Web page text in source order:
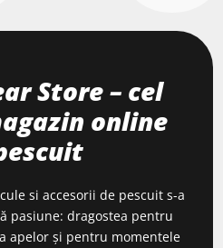
Store – cel
online
si accesorii de pescuit s-a
pasiune: dragostea pentru
apelor și pentru momentele